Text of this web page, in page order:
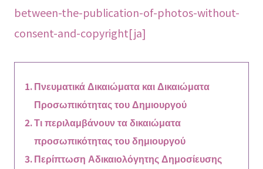
between-the-publication-of-photos-without-
consent-and-copyright[ja]
Πνευματικά Δικαιώματα και Δικαιώματα
Προσωπικότητας του Δημιουργού
Τι περιλαμβάνουν τα δικαιώματα
προσωπικότητας του δημιουργού
Περίπτωση Αδικαιολόγητης Δημοσίευσης